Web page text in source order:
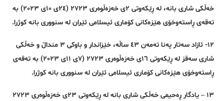
خەڵکی شاری بانە، لە ڕێکەوتی ٢ی خەزەڵوەری ٢٧٢٣ (٢٤ی ١٠ی ٢٠٢٣) بە
تەقەی ڕاستەوخۆی هێزەکانی کۆماری ئیسلامی ئێران لە سنووری بانە کوژرا.
١٢- ئازاد سەتار پەنا تەمەن ٤٣ ساڵە، خێزاندار و باوکی ٣ منداڵ و خەڵکی
شاری سەقز لە ڕێکەوتی ١٦ی خەزەڵوەری ٢٧٢٣ (٧ی ١١ی ٢٠٢٣) بە تەقەی
ڕاستەوخۆی هێزەکانی کۆماری ئیسلامی ئێران لە سنووری بانە کوژرا.
١٣ – یادگار ڕەحیمی خەڵکی شاری بانە لە ڕێکەوتی ٢٣ی خەزەڵوەری ٢٧٢٣